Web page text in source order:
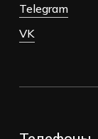
Telegram
VK